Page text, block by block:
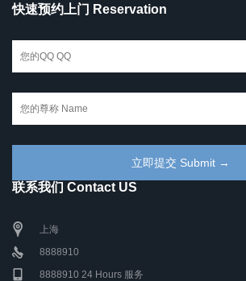
快速预约上门 Reservation
联系我们 Contact US
上海
8888910
8888910 24 Hours 服务